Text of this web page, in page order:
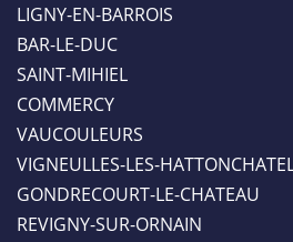
LIGNY-EN-BARROIS
BAR-LE-DUC
SAINT-MIHIEL
COMMERCY
VAUCOULEURS
VIGNEULLES-LES-
GONDRECOURT-LE-CHATEAU
REVIGNY-SUR-ORNAIN